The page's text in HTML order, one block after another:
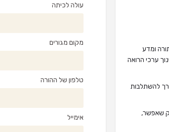
ומדע
ערכי הרואה
להשתלבות
שאפשר,
עולה לכיתה
מקום מגורים
טלפון של ההורה
אימייל